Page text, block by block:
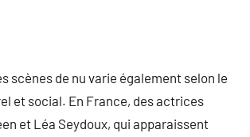
scènes de nu varie également selon le
et social. En France, des actrices
et Léa Seydoux, qui apparaissent